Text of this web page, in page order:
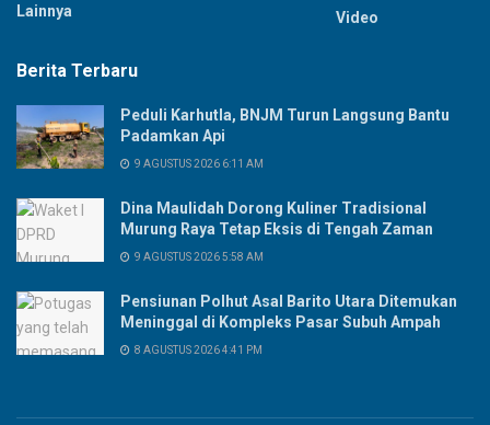
Lainnya
Video
Berita Terbaru
Peduli Karhutla, BNJM Turun Langsung Bantu
Padamkan Api
9 AGUSTUS 2026 6:11 AM
Dina Maulidah Dorong Kuliner Tradisional
Murung Raya Tetap Eksis di Tengah Zaman
9 AGUSTUS 2026 5:58 AM
Pensiunan Polhut Asal Barito Utara Ditemukan
Meninggal di Kompleks Pasar Subuh Ampah
8 AGUSTUS 2026 4:41 PM